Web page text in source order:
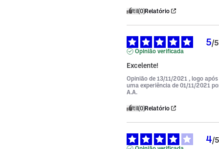
Útil(0)Relatório
5/5
Opinião verificada
Excelente!
Opinião de 13/11/2021 , logo após
uma experiência de 01/11/2021
A.A.
Útil(0)Relatório
4/5